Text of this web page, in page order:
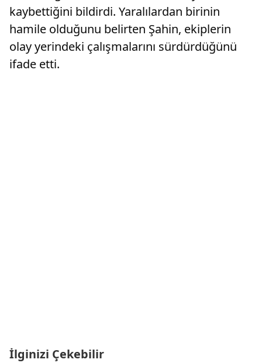
kaybettiğini bildirdi. Yaralılardan birinin
hamile olduğunu belirten Şahin, ekiplerin
olay yerindeki çalışmalarını sürdürdüğünü
ifade etti.
İlginizi Çekebilir